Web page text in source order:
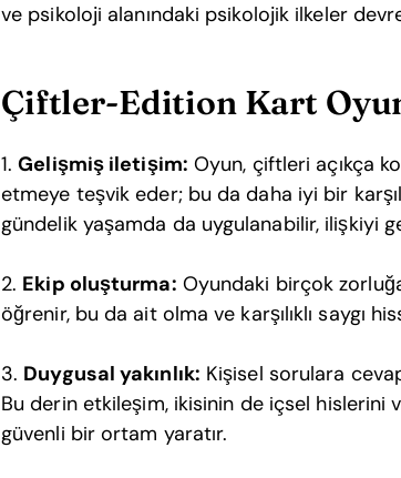
ve psikoloji alanındaki psikolojik ilkeler
Çiftler-Edition Kart
1.Gelişmiş iletişim: Oyun, çiftleri açıkça
etmeye teşvik eder; bu da daha iyi bir
gündelik yaşamda da uygulanabilir, ilişkiyi
2. Ekip oluşturma: Oyundaki birçok
öğrenir, bu da ait olma ve karşılıklı saygı
3. Duygusal yakınlık: Kişisel sorulara
Bu derin etkileşim, ikisinin de içsel hislerini
güvenli bir ortam yaratır.